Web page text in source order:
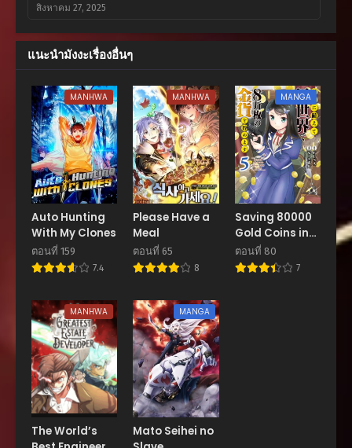
สิงหาคม 27, 2025
ตอนที่ 86
สิงหาคม 27, 2025
ตอนที่ 85
สิงหาคม 27, 2025
ตอนที่ 84
สิงหาคม 27, 2025
ตอนที่ 83
สิงหาคม 27, 2025
ตอนที่ 82
สิงหาคม 27, 2025
ตอนที่ 80
สิงหาคม 27, 2025
ตอนที่ 79
สิงหาคม 27, 2025
ตอนที่ 78
สิงหาคม 27, 2025
แนะนำมังงะเรื่องอื่นๆ
MANHWA
Auto Hunting
With My Clones
ตอนที่ 159
7.4
MANHWA
Please Have a
Meal
ตอนที่ 65
8
MANGA
Saving 80000
Gold Coins in
the Different
World
ตอนที่ 80
7
MANHWA
The World’s
MANGA
Mato Seihei no